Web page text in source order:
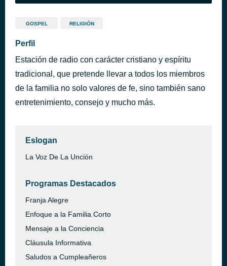
GOSPEL RELIGIÓN
Perfil
Estación de radio con carácter cristiano y espíritu
tradicional, que pretende llevar a todos los miembros
de la familia no solo valores de fe, sino también sano
entretenimiento, consejo y mucho más.
Eslogan
La Voz De La Unción
Programas Destacados
Franja Alegre
Enfoque a la Familia Corto
Mensaje a la Conciencia
Cláusula Informativa
Saludos a Cumpleañeros